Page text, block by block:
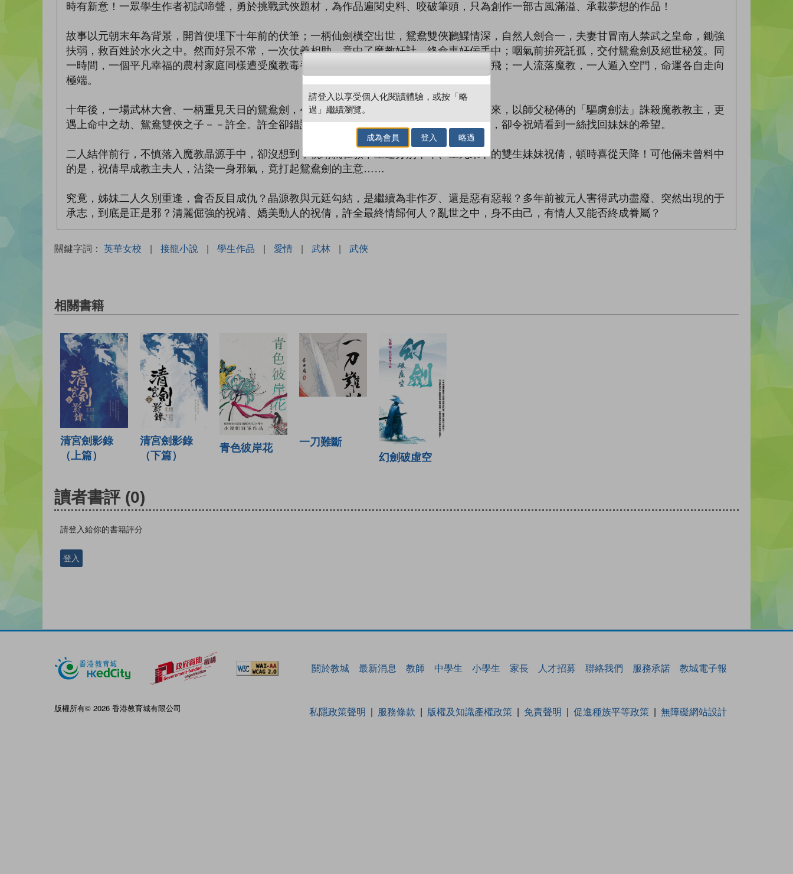
時有新意！一眾學生作者初試啼聲，勇於挑戰武俠題材，為作品遍閱史料、咬破筆頭，只為創作一部古風滿溢、承載夢想的作品！
故事以元朝末年為背景，開首便埋下十年前的伏筆；一柄仙劍橫空出世，鴛鴦雙俠鶼鰈情深，自然人劍合一，夫妻甘冒南人禁武之皇命，鋤強
扶弱，救百姓於水火之中。然而好景不常，一次仗義相助，竟中了魔教奸計，終命喪奸佞手中；咽氣前拚死託孤，交付鴛鴦劍及絕世秘笈。同
一時間，一個平凡幸福的農村家庭同樣遭受魔教毒手，一夜之間家破人亡，雙生姊妹從此分飛；一人流落魔教，一人遁入空門，命運各自走向
極端。
十年後，一場武林大會、一柄重見天日的鴛鴦劍，令前塵往事瞬間揚起！桂華派祝靖尋仇而來，以師父秘傳的「驅虜劍法」誅殺魔教教主，更
遇上命中之劫、鴛鴦雙俠之子－－許全。許全卻錯認她是「倩姑娘」，一件遺留下來的信物，卻令祝靖看到一絲找回妹妹的希望。
二人結伴前行，不慎落入魔教晶源手中，卻沒想到，祝靖就在教中重逢分別十年、生死未卜的雙生妹妹祝倩，頓時喜從天降！可他倆未曾料中
的是，祝倩早成教主夫人，沾染一身邪氣，竟打起鴛鴦劍的主意……
究竟，姊妹二人久別重逢，會否反目成仇？晶源教與元廷勾結，是繼續為非作歹、還是惡有惡報？多年前被元人害得武功盡廢、突然出現的于
承志，到底是正是邪？清麗倔強的祝靖、嬌美動人的祝倩，許全最終情歸何人？亂世之中，身不由己，有情人又能否終成眷屬？
關鍵字詞： 英華女校 | 接龍小說 | 學生作品 | 愛情 | 武林 | 武俠
相關書籍
清宮劍影錄
（上篇）
清宮劍影錄
（下篇）
青色彼岸花
一刀難斷
幻劍破虛空
讀者書評 (0)
請登入給你的書籍評分
登入
關於教城 最新消息 教師 中學生 小學生 家長 人才招募 聯絡我們 服務承諾 教城電子報
版權所有© 2026 香港教育城有限公司 私隱政策聲明 服務條款 版權及知識產權政策 免責聲明 促進種族平等政策 無障礙網站設計
請登入以享受個人化閱讀體驗，或按「略
過」繼續瀏覽。
成為會員 登入 略過